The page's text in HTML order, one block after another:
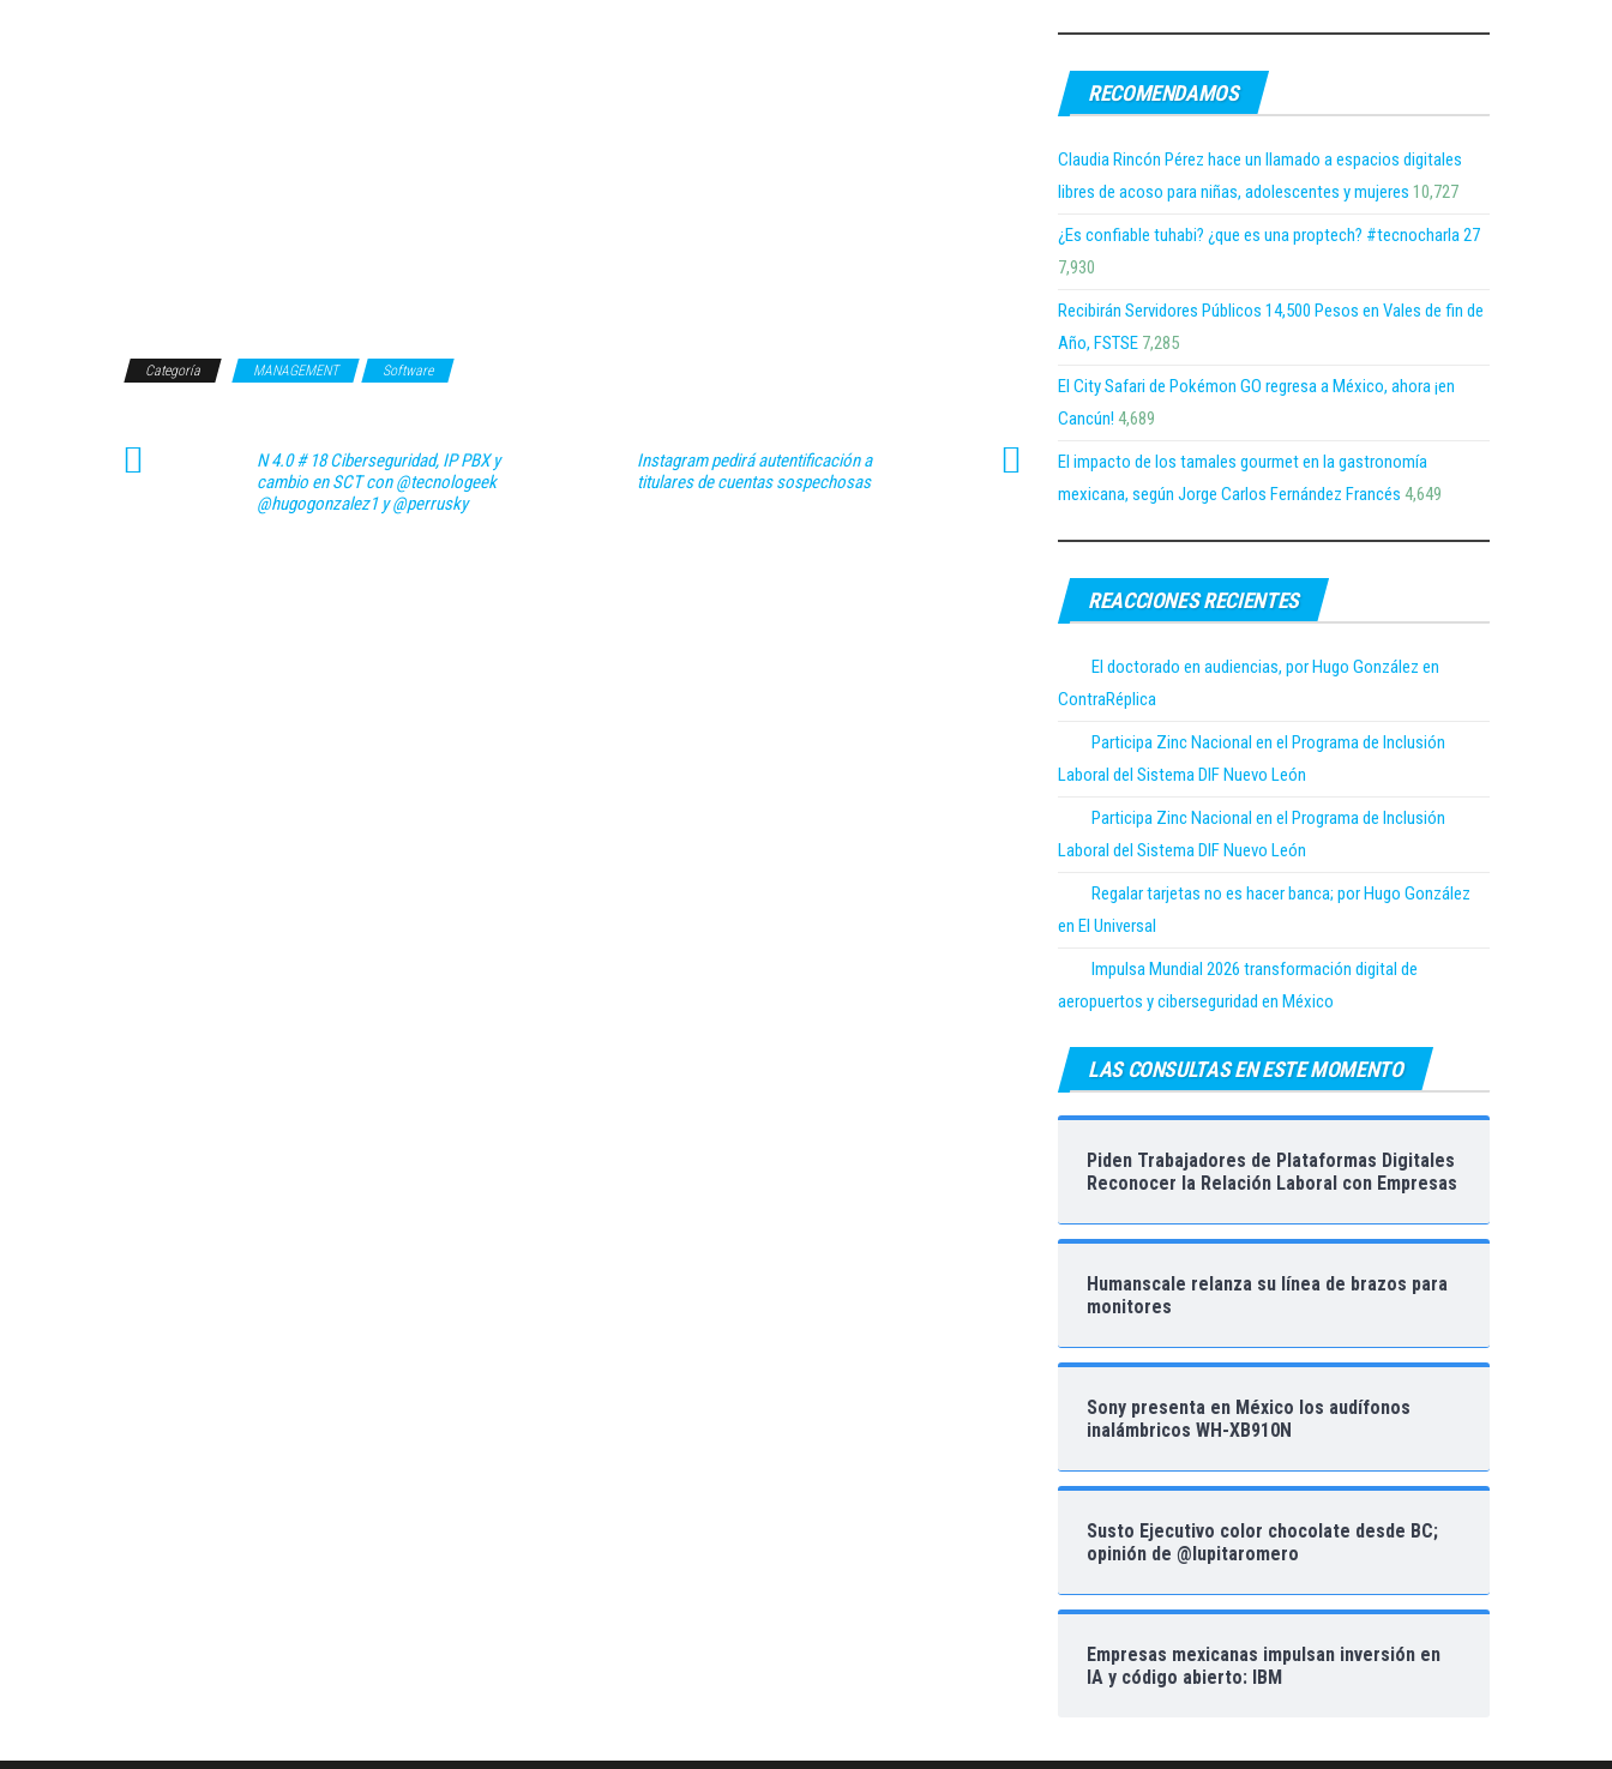
Categoría MANAGEMENT Software
N 4.0 # 18 Ciberseguridad, IP PBX y
cambio en SCT con @tecnologeek
@hugogonzalez1 y @perrusky
Instagram pedirá autentificación a
titulares de cuentas sospechosas
RECOMENDAMOS
Claudia Rincón Pérez hace un llamado a espacios digitales
libres de acoso para niñas, adolescentes y mujeres 10,727
¿Es confiable tuhabi? ¿que es una proptech? #tecnocharla 27
7,930
Recibirán Servidores Públicos 14,500 Pesos en Vales de fin de
Año, FSTSE 7,285
El City Safari de Pokémon GO regresa a México, ahora ¡en
Cancún! 4,689
El impacto de los tamales gourmet en la gastronomía
mexicana, según Jorge Carlos Fernández Francés 4,649
REACCIONES RECIENTES
El doctorado en audiencias, por Hugo González en
ContraRéplica
Participa Zinc Nacional en el Programa de Inclusión
Laboral del Sistema DIF Nuevo León
Participa Zinc Nacional en el Programa de Inclusión
Laboral del Sistema DIF Nuevo León
Regalar tarjetas no es hacer banca; por Hugo González
en El Universal
Impulsa Mundial 2026 transformación digital de
aeropuertos y ciberseguridad en México
LAS CONSULTAS EN ESTE MOMENTO
Piden Trabajadores de Plataformas Digitales
Reconocer la Relación Laboral con Empresas
Humanscale relanza su línea de brazos para
monitores
Sony presenta en México los audífonos
inalámbricos WH-XB910N
Susto Ejecutivo color chocolate desde BC;
opinión de @lupitaromero
Empresas mexicanas impulsan inversión en
IA y código abierto: IBM